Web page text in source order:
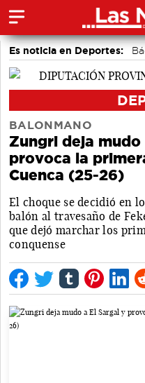
Es noticia en Deportes:
Área de Deportes
BALONMANO
Zungri deja mudo
provoca la
Cuenca (25-26)
El choque se decidió en
balón al travesaño de
que dejó marchar los
conquense